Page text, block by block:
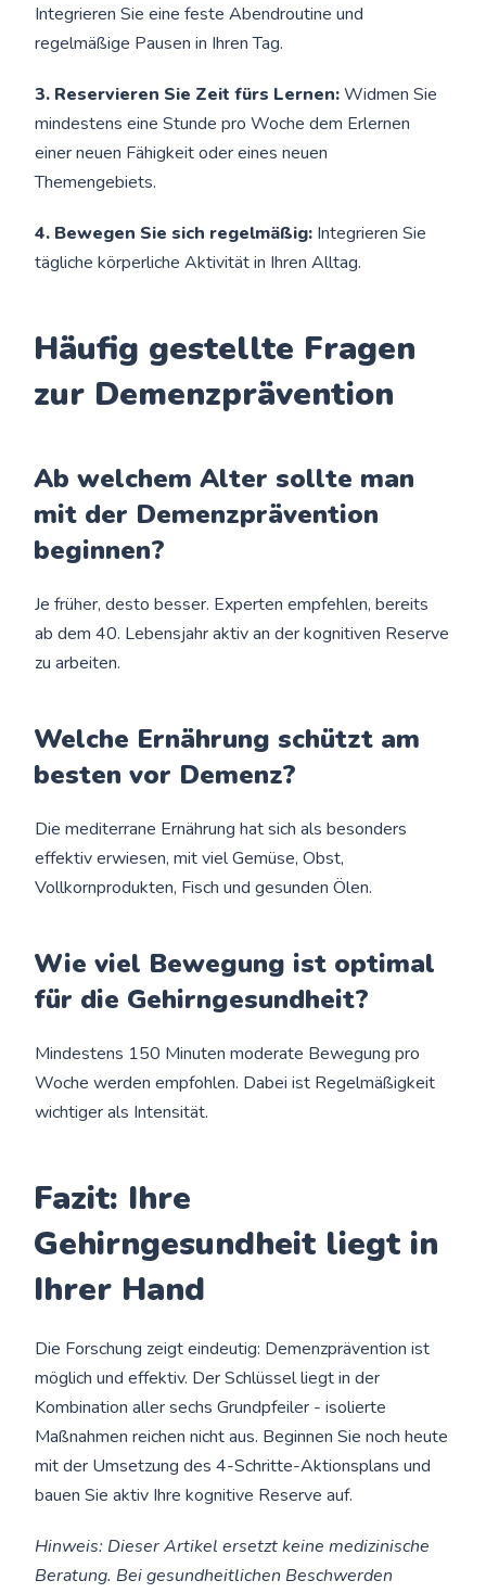
Integrieren Sie eine feste Abendroutine und
regelmäßige Pausen in Ihren Tag.
3. Reservieren Sie Zeit fürs Lernen:Widmen Sie
mindestens eine Stunde pro Woche dem Erlernen
einer neuen Fähigkeit oder eines neuen
Themengebiets.
4. Bewegen Sie sich regelmäßig: Integrieren Sie
tägliche körperliche Aktivität in Ihren Alltag.
Häufig gestellte Fragen
zur Demenzprävention
Ab welchem Alter sollte man
mit der Demenzprävention
beginnen?
Je früher, desto besser. Experten empfehlen, bereits
ab dem 40. Lebensjahr aktiv an der kognitiven Reserve
zu arbeiten.
Welche Ernährung schützt am
besten vor Demenz?
Die mediterrane Ernährung hat sich als besonders
effektiv erwiesen, mit viel Gemüse, Obst,
Vollkornprodukten, Fisch und gesunden Ölen.
Wie viel Bewegung ist optimal
für die Gehirngesundheit?
Mindestens 150 Minuten moderate Bewegung pro
Woche werden empfohlen. Dabei ist Regelmäßigkeit
wichtiger als Intensität.
Fazit: Ihre
Gehirngesundheit liegt in
Ihrer Hand
Die Forschung zeigt eindeutig: Demenzprävention ist
möglich und effektiv. Der Schlüssel liegt in der
Kombination aller sechs Grundpfeiler - isolierte
Maßnahmen reichen nicht aus. Beginnen Sie noch heute
mit der Umsetzung des 4-Schritte-Aktionsplans und
bauen Sie aktiv Ihre kognitive Reserve auf.
Hinweis: Dieser Artikel ersetzt keine medizinische
Beratung. Bei gesundheitlichen Beschwerden